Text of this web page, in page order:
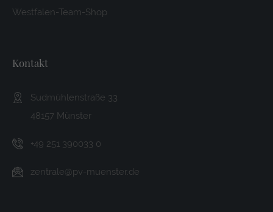
Westfalen-Team-Shop
Kontakt
Sudmühlenstraße 33
48157 Münster
+49 251 390033 0
zentrale@pv-muenster.de